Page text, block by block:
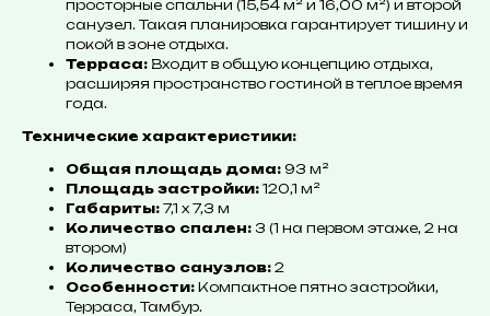
просторные спальни (15,54 м² и 16,00 м²) и второй
санузел. Такая планировка гарантирует тишину и
покой в зоне отдыха.
Терраса: Входит в общую концепцию отдыха,
расширяя пространство гостиной в теплое время
года.
Технические характеристики:
Общая площадь дома: 93 м²
Площадь застройки: 120,1 м²
Габариты: 7,1 х 7,3 м
Количество спален: 3 (1 на первом этаже, 2 на
втором)
Количество санузлов: 2
Особенности: Компактное пятно застройки,
Терраса, Тамбур.